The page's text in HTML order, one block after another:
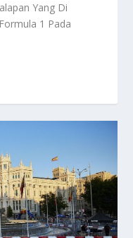
Yang Di
1 Pada